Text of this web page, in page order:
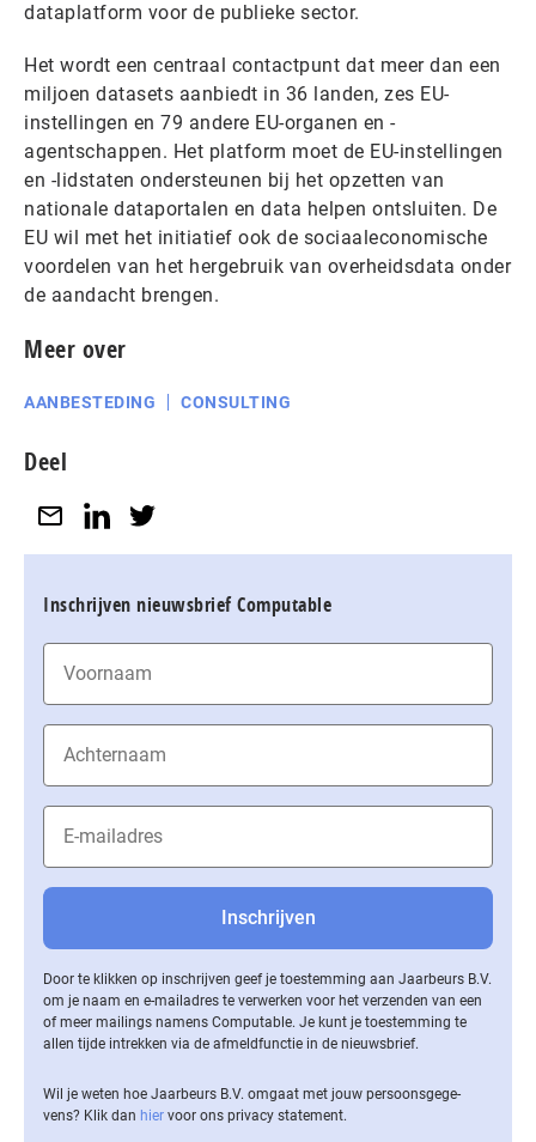
dataplatform voor de publieke sector.
Het wordt een centraal contactpunt dat meer dan een
miljoen datasets aanbiedt in 36 landen, zes EU-
instellingen en 79 andere EU-organen en -
agentschappen. Het platform moet de EU-instellingen
en -lidstaten ondersteunen bij het opzetten van
nationale dataportalen en data helpen ontsluiten. De
EU wil met het initiatief ook de sociaaleconomische
voordelen van het hergebruik van overheidsdata onder
de aandacht brengen.
Meer over
AANBESTEDING CONSULTING
Deel
Inschrijven nieuwsbrief Computable
Door te klikken op inschrijven geef je toestemming aan Jaarbeurs B.V.
om je naam en e-mailadres te verwerken voor het verzenden van een
of meer mailings namens Computable. Je kunt je toestemming te
allen tijde intrekken via de af­meld­func­tie in de nieuwsbrief.
Wil je weten hoe Jaarbeurs B.V. omgaat met jouw per­soons­ge­ge­
vens? Klik dan hier voor ons privacy statement.